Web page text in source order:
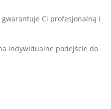
gwarantuje Ci profesjonalną i
indywidualne podejście do